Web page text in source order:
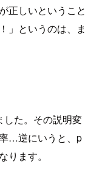
正しいということ
」というのは、ま
した。その説明変
…逆にいうと、p
ます。